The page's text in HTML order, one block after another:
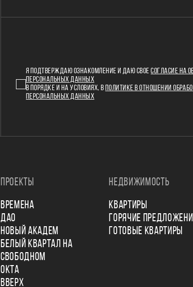
Я ПОДТВЕРЖДАЮ ОЗНАКОМЛЕНИЕ И ДАЮ СВОЕСОГЛАСИЕ НА
ПЕРСОНАЛЬНЫХ ДАННЫХ
В ПОРЯДКЕ И НА УСЛОВИЯХ, В
ПОЛИТИКЕ В ОТНОШЕНИИ
ПЕРСОНАЛЬНЫХ ДАННЫХ
ПРОЕКТЫ
ВРЕМЕНА
ДАО
НОВЫЙ АКАДЕМ
БЕЛЫЙ КВАРТАЛ НА
СВОБОДНОМ
ОКТА
ВВЕРХ
НЕДВИЖИМОСТЬ
КВАРТИРЫ
ГОРЯЧИЕ
ГОТОВЫЕ КВАРТИРЫ